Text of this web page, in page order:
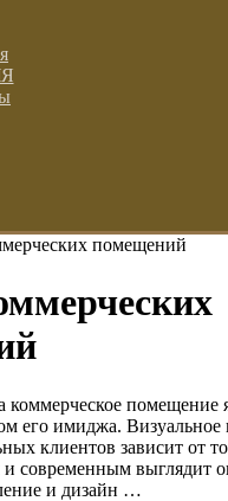
помещений
коммерческое помещение
его имиджа. Визуальное
клиентов зависит от
современным выглядит
и дизайн …